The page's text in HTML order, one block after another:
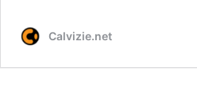
Calvizie.net